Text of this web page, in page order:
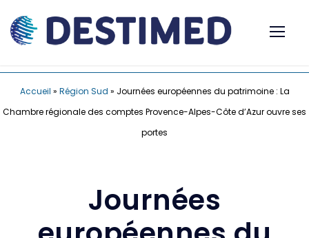
Accueil » Région Sud » Journées européennes du patrimoine : La
Chambre régionale des comptes Provence-Alpes-Côte d’Azur ouvre ses
portes
Journées